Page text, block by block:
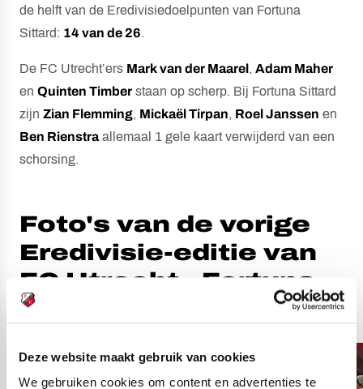
Deze website maakt gebruik van cookies
We gebruiken cookies om content en advertenties te
de helft van de Eredivisiedoelpunten van Fortuna
Sittard: 14 van de 26.
De FC Utrecht’ers Mark van der Maarel, Adam Maher
en Quinten Timber staan op scherp. Bij Fortuna Sittard
zijn Zian Flemming, Mickaël Tirpan, Roel Janssen en
Ben Rienstraallemaal 1 gele kaart verwijderd van een
schorsing.
Foto's van de vorige
Eredivisie-editie van
FC Utrecht - Fortuna
Sittard: